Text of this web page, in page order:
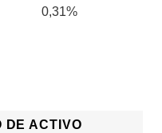
0,31%
DE ACTIVO